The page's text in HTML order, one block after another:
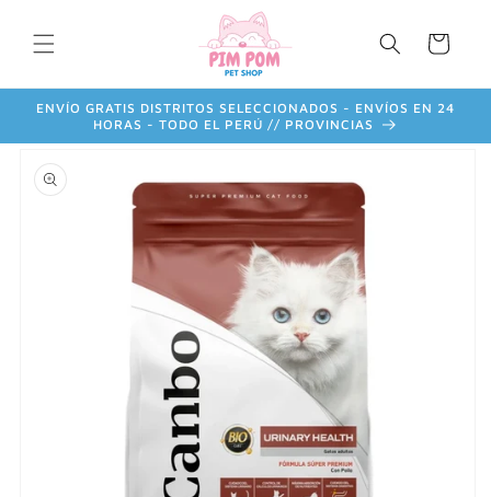
al contenido
Carrito
ENVÍO GRATIS DISTRITOS SELECCIONADOS - ENVÍOS EN 24
HORAS - TODO EL PERÚ // PROVINCIAS
directamente
a la
información